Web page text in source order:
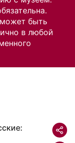
быть
в любой